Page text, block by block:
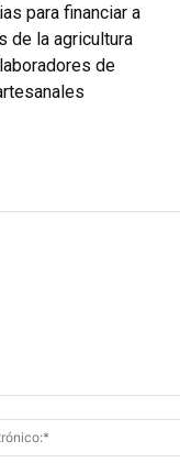
para financiar a
de la agricultura
de